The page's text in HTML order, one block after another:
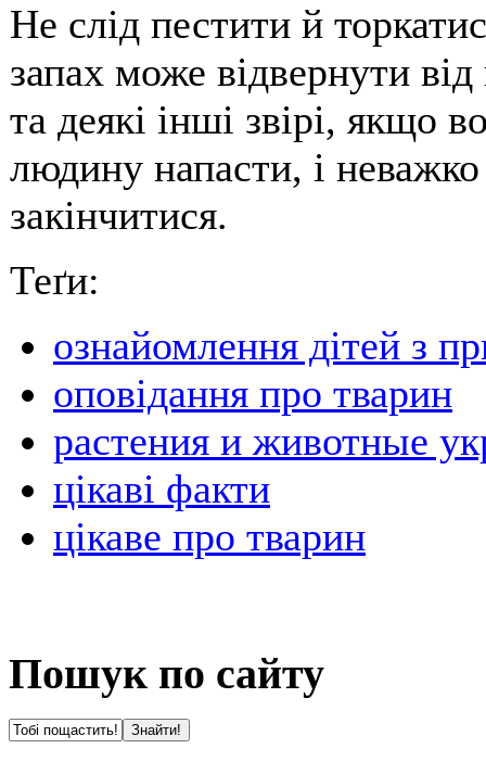
Не слід пестити й
запах може відвернути
та деякі інші звірі, якщо
людину напасти, і
закінчитися.
Теґи:
ознайомлення дітей з
оповідання про тварин
растения и животные
цікаві факти
цікаве про тварин
Пошук по сайту